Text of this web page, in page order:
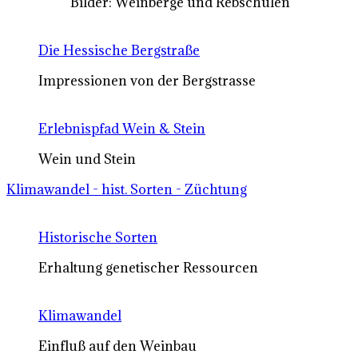
Die Hessische Bergstraße
Impressionen von der Bergstrasse
Erlebnispfad Wein & Stein
Wein und Stein
Klimawandel - hist. Sorten - Züchtung
Historische Sorten
Erhaltung genetischer Ressourcen
Klimawandel
Einfluß auf den Weinbau